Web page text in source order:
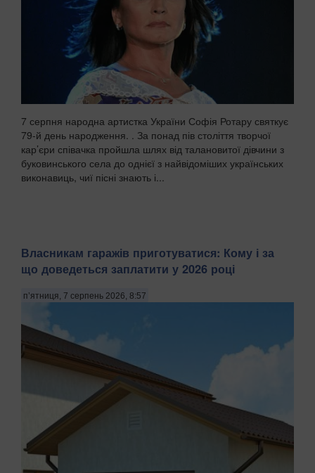
7 серпня народна артистка України Софія Ротару святкує
79-й день народження. . За понад пів століття творчої
кар’єри співачка пройшла шлях від талановитої дівчини з
буковинського села до однієї з найвідоміших українських
виконавиць, чиї пісні знають і...
Власникам гаражів приготуватися: Кому і за
що доведеться заплатити у 2026 році
п’ятниця, 7 серпень 2026, 8:57